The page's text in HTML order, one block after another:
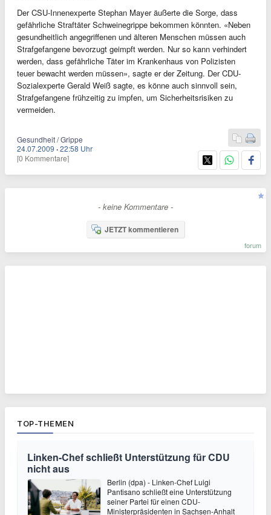
Der CSU-Innenexperte Stephan Mayer äußerte die Sorge, dass
gefährliche Straftäter Schweinegrippe bekommen könnten. «Neben
gesundheitlich angegriffenen und älteren Menschen müssen auch
Strafgefangene bevorzugt geimpft werden. Nur so kann verhindert
werden, dass gefährliche Täter im Krankenhaus von Polizisten
teuer bewacht werden müssen», sagte er der Zeitung. Der CDU-
Sozialexperte Gerald Weiß sagte, es könne auch sinnvoll sein,
Strafgefangene frühzeitig zu impfen, um Sicherheitsrisiken zu
vermeiden.
Gesundheit / Grippe
24.07.2009 ·22:58 Uhr
[0 Kommentare]
- keine Kommentare -
JETZT kommentieren
forum
TOP-THEMEN
Linken-Chef schließt Unterstützung für CDU
nicht aus
Berlin (dpa) - Linken-Chef Luigi
Pantisano schließt eine Unterstützung
seiner Partei für einen CDU-
Ministerpräsidenten in Sachsen-Anhalt